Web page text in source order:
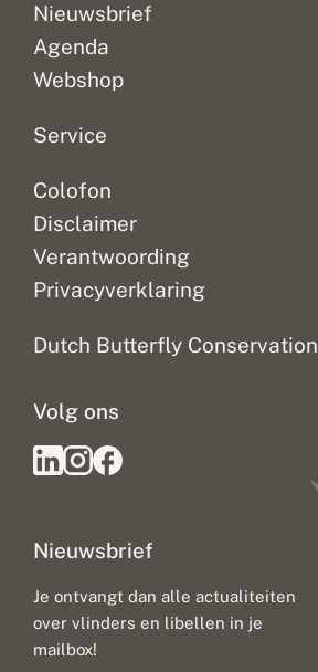
Nieuwsbrief
Agenda
Webshop
Service
Colofon
Disclaimer
Verantwoording
Privacyverklaring
Dutch Butterfly Conservation
Nieuwsbrief
Je ontvangt dan alle actualiteiten
over vlinders en libellen in je
mailbox!
Volg ons